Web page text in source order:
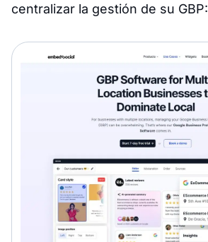
centralizar la gestión de su GBP: